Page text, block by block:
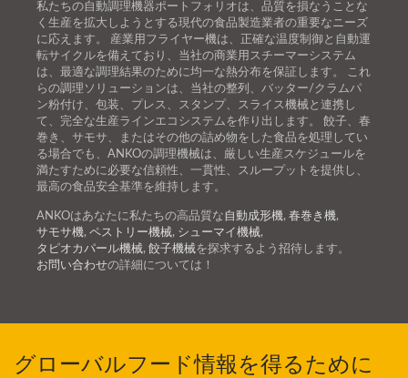
私たちの自動調理機器ポートフォリオは、品質を損なうことな
く生産を拡大しようとする現代の食品製造業者の重要なニーズ
に応えます。 産業用フライヤー機は、正確な温度制御と自動運
転サイクルを備えており、当社の商業用スチーマーシステム
は、最適な調理結果のために均一な熱分布を保証します。 これ
らの調理ソリューションは、当社の整列、バッター/クラムパ
ン粉付け、包装、プレス、スタンプ、スライス機械と連携し
て、完全な生産ラインエコシステムを作り出します。 餃子、春
巻き、サモサ、またはその他の詰め物をした食品を処理してい
る場合でも、ANKOの調理機械は、厳しい生産スケジュールを
満たすために必要な信頼性、一貫性、スループットを提供し、
最高の食品安全基準を維持します。
ANKOはあなたに私たちの高品質な 自動成形機, 春巻き機,
サモサ機, ペストリー機械, シューマイ機械,
タピオカパール機械, 餃子機械を探求するよう招待します。
お問い合わせの詳細については！
グローバルフード情報を得るために